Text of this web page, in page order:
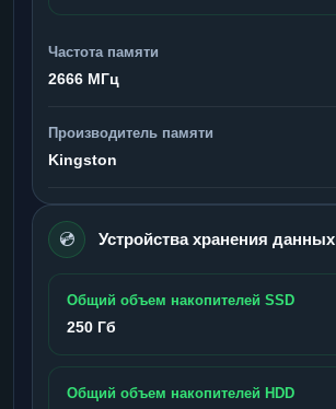
Частота памяти
2666 МГц
Производитель памяти
Kingston
💿 Устройства хранения данных
Общий объем накопителей SSD
250 Гб
Общий объем накопителей HDD